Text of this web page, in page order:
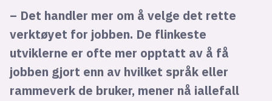
– Det handler mer om å velge det rette
verktøyet for jobben. De flinkeste
utviklerne er ofte mer opptatt av å få
jobben gjort enn av hvilket språk eller
rammeverk de bruker, mener nå iallefall